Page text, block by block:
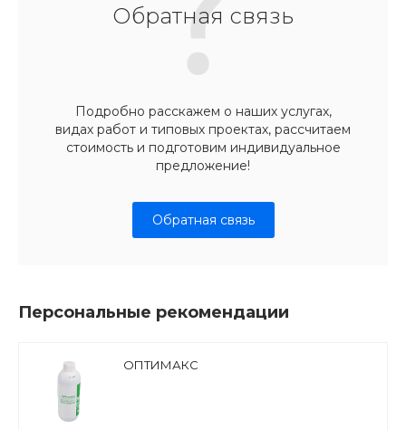
Обратная связь
Подробно расскажем о наших услугах,
видах работ и типовых проектах, рассчитаем
стоимость и подготовим индивидуальное
предложение!
Обратная связь
Персональные рекомендации
ОПТИМАКС